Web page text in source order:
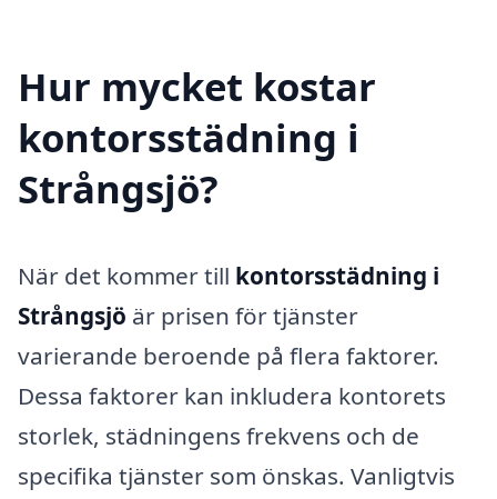
Hur mycket kostar
kontorsstädning i
Strångsjö?
När det kommer till kontorsstädning i
Strångsjö är prisen för tjänster
varierande beroende på flera faktorer.
Dessa faktorer kan inkludera kontorets
storlek, städningens frekvens och de
specifika tjänster som önskas. Vanligtvis